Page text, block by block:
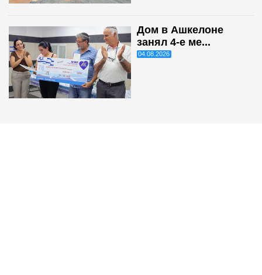
Дом в Ашкелоне
занял 4-е ме...
04.08.2026